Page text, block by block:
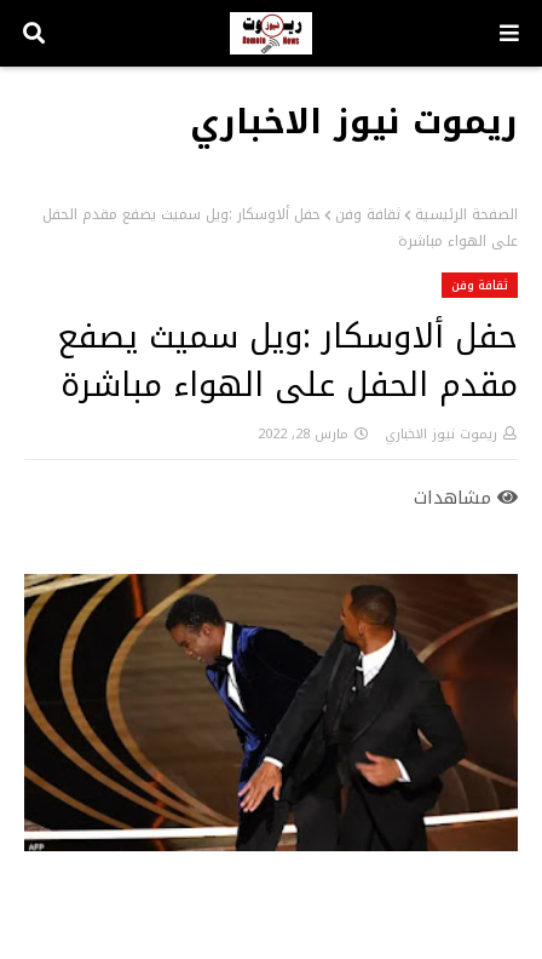
ريموت نيوز الاخباري
الصفحة الرئيسية ثقافة وفن
حفل ألاوسكار :ويل سميث يصفع مقدم الحفل
على الهواء مباشرة
ثقافة وفن
حفل ألاوسكار :ويل سميث يصفع
مقدم الحفل على الهواء مباشرة
ريموت نيوز الاخباري مارس 28, 2022
مشاهدات